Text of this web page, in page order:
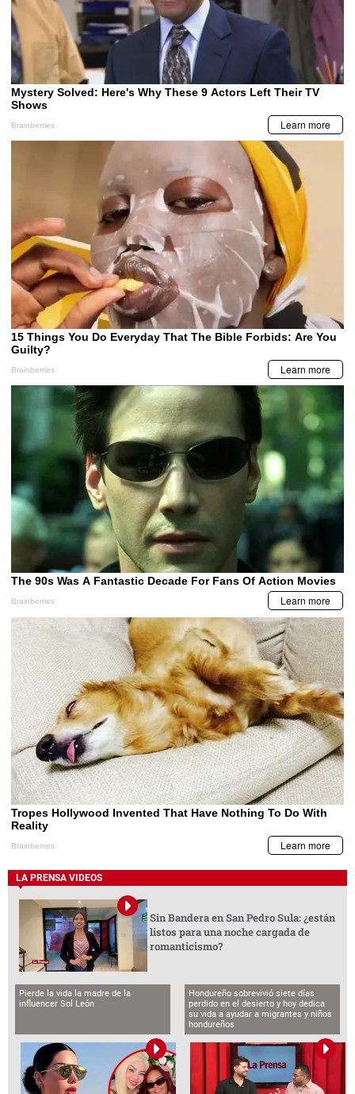
LA PRENSA VIDEOS
Sin Bandera en San Pedro Sula: ¿están
listos para una noche cargada de
romanticismo?
Pierde la vida la madre de la
influencer Sol León
Hondureño sobrevivió siete días
perdido en el desierto y hoy dedica
su vida a ayudar a migrantes y niños
hondureños